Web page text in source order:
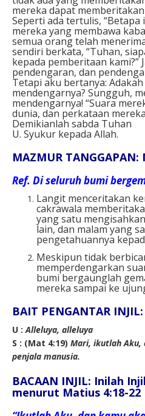
mereka dapat
Seperti ada tertulis,
mereka yang membawa
semua orang telah
sendiri berkata, “Tuhan,
kepada pemberitaan kami?”
pendengaran, dan
Tetapi aku bertanya:
mendengarnya? Sungguh,
mendengarnya! “Suara
dunia, dan perkataan
Demikianlah sabda Tuhan
U. Syukur kepada Allah.
MAZMUR
Ref. Di seluruh bumi
Langit menceritakan
cakrawala
yang satu
lain, dan malam yang
pengetahuannya
Meskipun tidak
memperdengarkan
bumi bergaunglah
mereka sampai ke
BAIT PENGANTAR INJIL:
U :Alleluya, alleluya
S : (Mat 4:19) Mari, ikutlah Aku,
penjala manusia.
BACAAN INJIL: Inilah
menurut Matius 4:18-22